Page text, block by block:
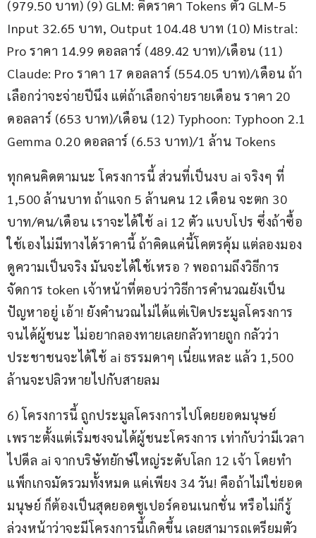
(979.50 บาท) (9) GLM: คิดราคา Tokens ตัว GLM-5
Input 32.65 บาท, Output 104.48 บาท (10) Mistral:
Pro ราคา 14.99 ดอลลาร์ (489.42 บาท)/เดือน (11)
Claude: Pro ราคา 17 ดอลลาร์ (554.05 บาท)/เดือน ถ้า
เลือกว่าจะจ่ายปีนึง แต่ถ้าเลือกจ่ายรายเดือน ราคา 20
ดอลลาร์ (653 บาท)/เดือน (12) Typhoon: Typhoon 2.1
Gemma 0.20 ดอลลาร์ (6.53 บาท)/1 ล้าน Tokens
ทุกคนคิดตามนะ โครงการนี้ ส่วนที่เป็นงบ ai จริงๆ ที่
1,500 ล้านบาท ถ้าแจก 5 ล้านคน 12 เดือน จะตก 30
บาท/คน/เดือน เราจะได้ใช้ ai 12 ตัว แบบโปร ซึ่งถ้าซื้อ
ใช้เองไม่มีทางได้ราคานี้ ถ้าคิดแค่นี้โคตรคุ้ม แต่ลองมอง
ดูความเป็นจริง มันจะได้ใช้เหรอ ? พอถามถึงวิธีการ
จัดการ token เจ้าหน้าที่ตอบว่าวิธีการคำนวณยังเป็น
ปัญหาอยู่ เอ้า! ยังคำนวณไม่ได้แต่เปิดประมูลโครงการ
จนได้ผู้ชนะ ไม่อยากลองทายเลยกลัวทายถูก กลัวว่า
ประชาชนจะได้ใช้ ai ธรรมดาๆ เนี่ยแหละ แล้ว 1,500
ล้านจะปลิวหายไปกับสายลม
6) โครงการนี้ ถูกประมูลโครงการไปโดยยอดมนุษย์
เพราะตั้งแต่เริ่มชงจนได้ผู้ชนะโครงการ เท่ากับว่ามีเวลา
ไปดีล ai จากบริษัทยักษ์ใหญ่ระดับโลก 12 เจ้า โดยทำ
แพ็กเกจมัดรวมทั้งหมด แค่เพียง 34 วัน! คือถ้าไม่ใช่ยอด
มนุษย์ ก็ต้องเป็นสุดยอดซูเปอร์คอนเนกชั่น หรือไม่ก็รู้
ล่วงหน้าว่าจะมีโครงการนี้เกิดขึ้น เลยสามารถเตรียมตัว